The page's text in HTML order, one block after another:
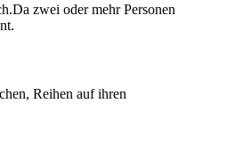
zwei oder mehr Personen
Reihen auf ihren